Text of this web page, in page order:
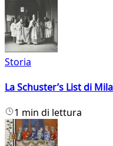
Storia
La Schuster’s List di
1 min di lettura